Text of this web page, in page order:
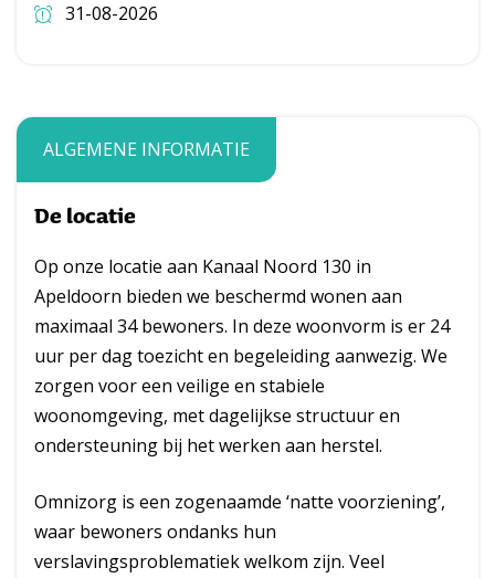
31-08-2026
ALGEMENE INFORMATIE
De locatie
Op onze locatie aan Kanaal Noord 130 in
Apeldoorn bieden we beschermd wonen aan
maximaal 34 bewoners. In deze woonvorm is er 24
uur per dag toezicht en begeleiding aanwezig. We
zorgen voor een veilige en stabiele
woonomgeving, met dagelijkse structuur en
ondersteuning bij het werken aan herstel.
Omnizorg is een zogenaamde ‘natte voorziening’,
waar bewoners ondanks hun
verslavingsproblematiek welkom zijn. Veel